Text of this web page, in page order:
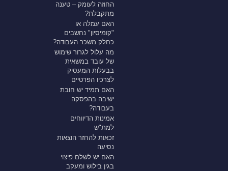
החוזה לעומק – טענה
מתקבלת?
האם עמלה או
"קומיסיון" נחשבים
כחלק משכר העבודה?
מה עלול לגרור שימוש
של עובד במשאית
בבעלות המעסיק
לצרכיו הפרטיים
האם תמיד יש חובת
ישיבה בהפסקה
בעבודה?
אמינות הדיווחים
למת"ש
זכאות להחזר הוצאות
נסיעה
האם יש לשלם פיצוי
בגין בילוש ומעקב